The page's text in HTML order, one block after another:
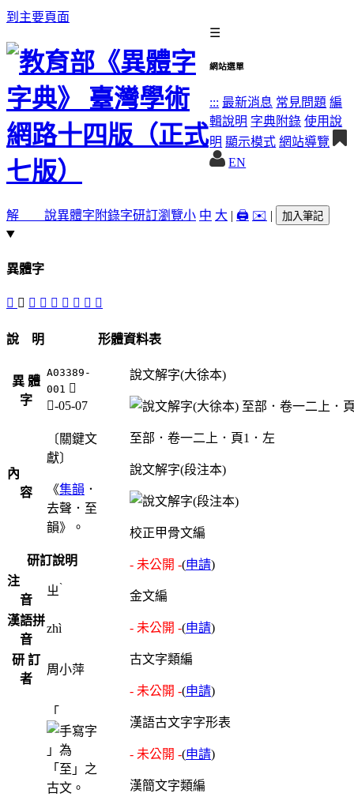
到主要頁面
☰
網站選單
::: 最新消息 常見問題 編
輯說明 字典附錄 使用說
明 顯示模式 網站導覽
EN
解 說異體字 附錄字研訂瀏覽小 中 大 | 🖨️ ✉️ | 加入筆記
異體字
󴷛 𡊏 󴷝 󴷚 󴷙 󴷜 𦤳 𦤴 𦤵
說 明
異 體
字
A03389-
001 𡊏
厶-05-07
內
容
〔關鍵文
獻〕
《集韻 ．
去聲．至
韻》。
研訂說明
注
音
ㄓ ˋ
漢語拼
音
zhì
研 訂
者
周小萍
「
」為
「至」之
古文。
形體資料表
說文解字(大徐本)
至部．卷一二上．頁1．左
說文解字(段注本)
校正甲骨文編
- 未公開 -(申請)
金文編
- 未公開 -(申請)
古文字類編
- 未公開 -(申請)
漢語古文字字形表
- 未公開 -(申請)
漢簡文字類編